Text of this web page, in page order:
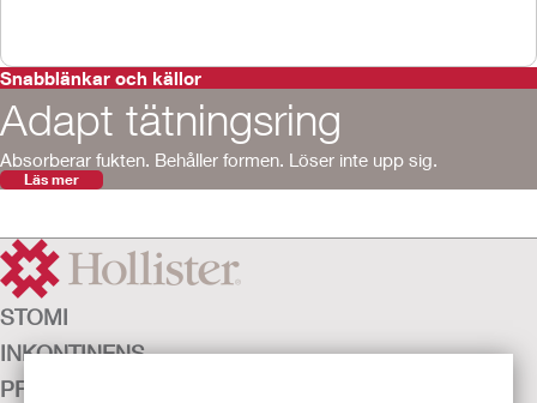
Snabblänkar och källor
Adapt tätningsring
Absorberar fukten. Behåller formen. Löser inte upp sig.
Läs mer
STOMI
INKONTINENS
PRODUKTER